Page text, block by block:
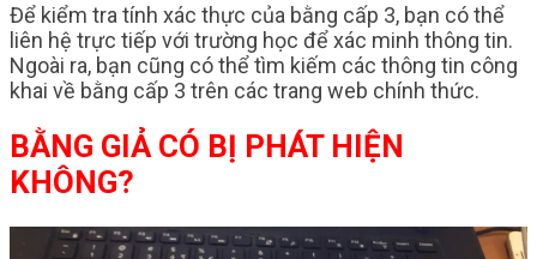
Để kiểm tra tính xác thực của bằng cấp 3, bạn có thể
liên hệ trực tiếp với trường học để xác minh thông tin.
Ngoài ra, bạn cũng có thể tìm kiếm các thông tin công
khai về bằng cấp 3 trên các trang web chính thức.
BẰNG GIẢ CÓ BỊ PHÁT HIỆN
KHÔNG?